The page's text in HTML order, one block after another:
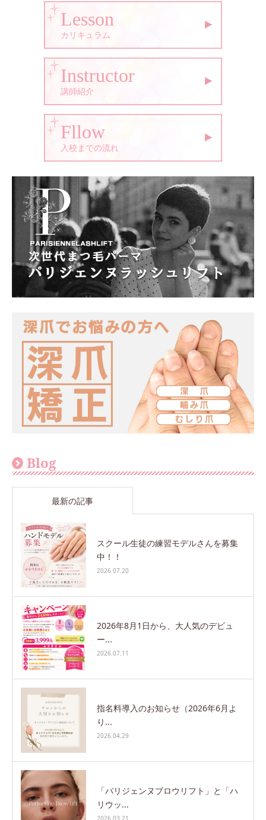
Lesson
カリキュラム
Instructor
講師紹介
Fllow
入校までの流れ
Blog
最新の記事
スクール生徒の練習モデルさんを募集
中！！
2026.07.20
2026年8月1日から、大人気のデビュ
ー...
2026.07.11
指名料導入のお知らせ（2026年6月よ
り...
2026.04.29
「パリジェンヌブロウリフト」と「ハ
リウッ...